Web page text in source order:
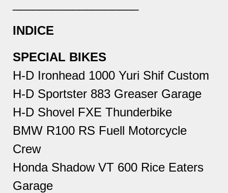
INDICE
SPECIAL BIKES
H-D Ironhead 1000 Yuri Shif Custom
H-D Sportster 883 Greaser Garage
H-D Shovel FXE Thunderbike
BMW R100 RS Fuell Motorcycle
Crew
Honda Shadow VT 600 Rice Eaters
Garage